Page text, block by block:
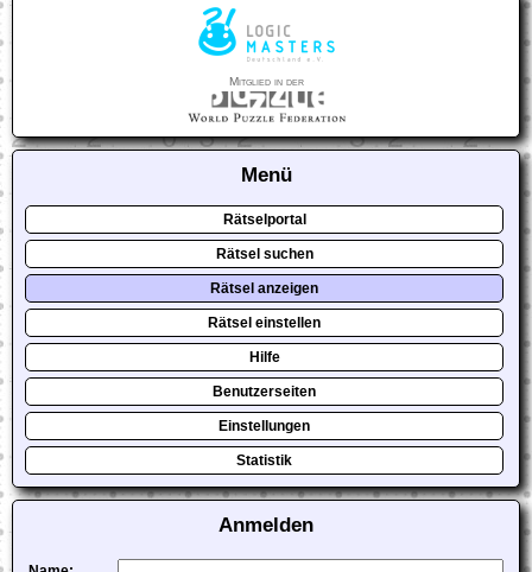
Mitglied in der
Menü
Rätselportal
Rätsel suchen
Rätsel anzeigen
Rätsel einstellen
Hilfe
Benutzerseiten
Einstellungen
Statistik
Anmelden